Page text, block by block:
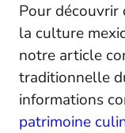
Pour découvrir
la culture
notre article
traditionnelle
informations
patrimoine